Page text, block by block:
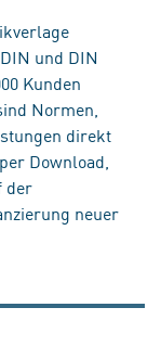
und DIN
Kunden
Normen,
direkt
Download,
der
neuer